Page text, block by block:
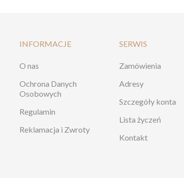
INFORMACJE
O nas
Ochrona Danych
Osobowych
Regulamin
Reklamacja i Zwroty
SERWIS
Zamówienia
Adresy
Szczegóły konta
Lista życzeń
Kontakt